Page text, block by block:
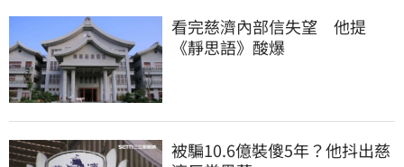
看完慈濟內部信失望　他提
《靜思語》酸爆
被騙10.6億裝傻5年？他抖出慈